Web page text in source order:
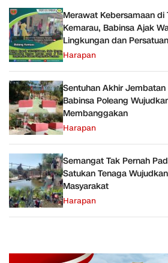
Merawat Kebersamaan di
Kemarau, Babinsa Ajak
Lingkungan dan Persatuan
Harapan
Sentuhan Akhir Jembatan
Babinsa Poleang
Membanggakan
Harapan
Semangat Tak Pernah
Satukan Tenaga
Masyarakat
Harapan